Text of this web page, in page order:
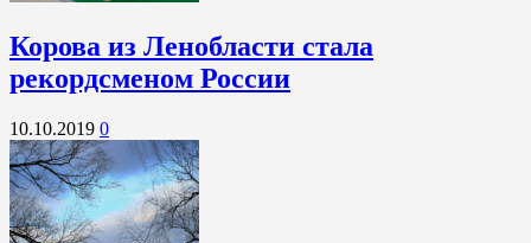
Корова из Ленобласти стала
рекордсменом России
10.10.2019 0